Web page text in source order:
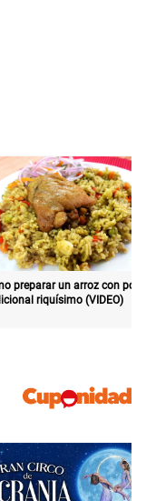
preparar un arroz con pollo
riquísimo (VIDEO)